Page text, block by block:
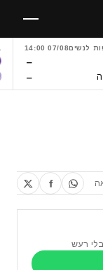
לנשים07/08 14:00
–
–
רעש